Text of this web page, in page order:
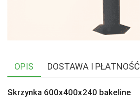
OPIS DOSTAWA I PŁATNOŚĆ
Skrzynka 600x400x240 bakeline